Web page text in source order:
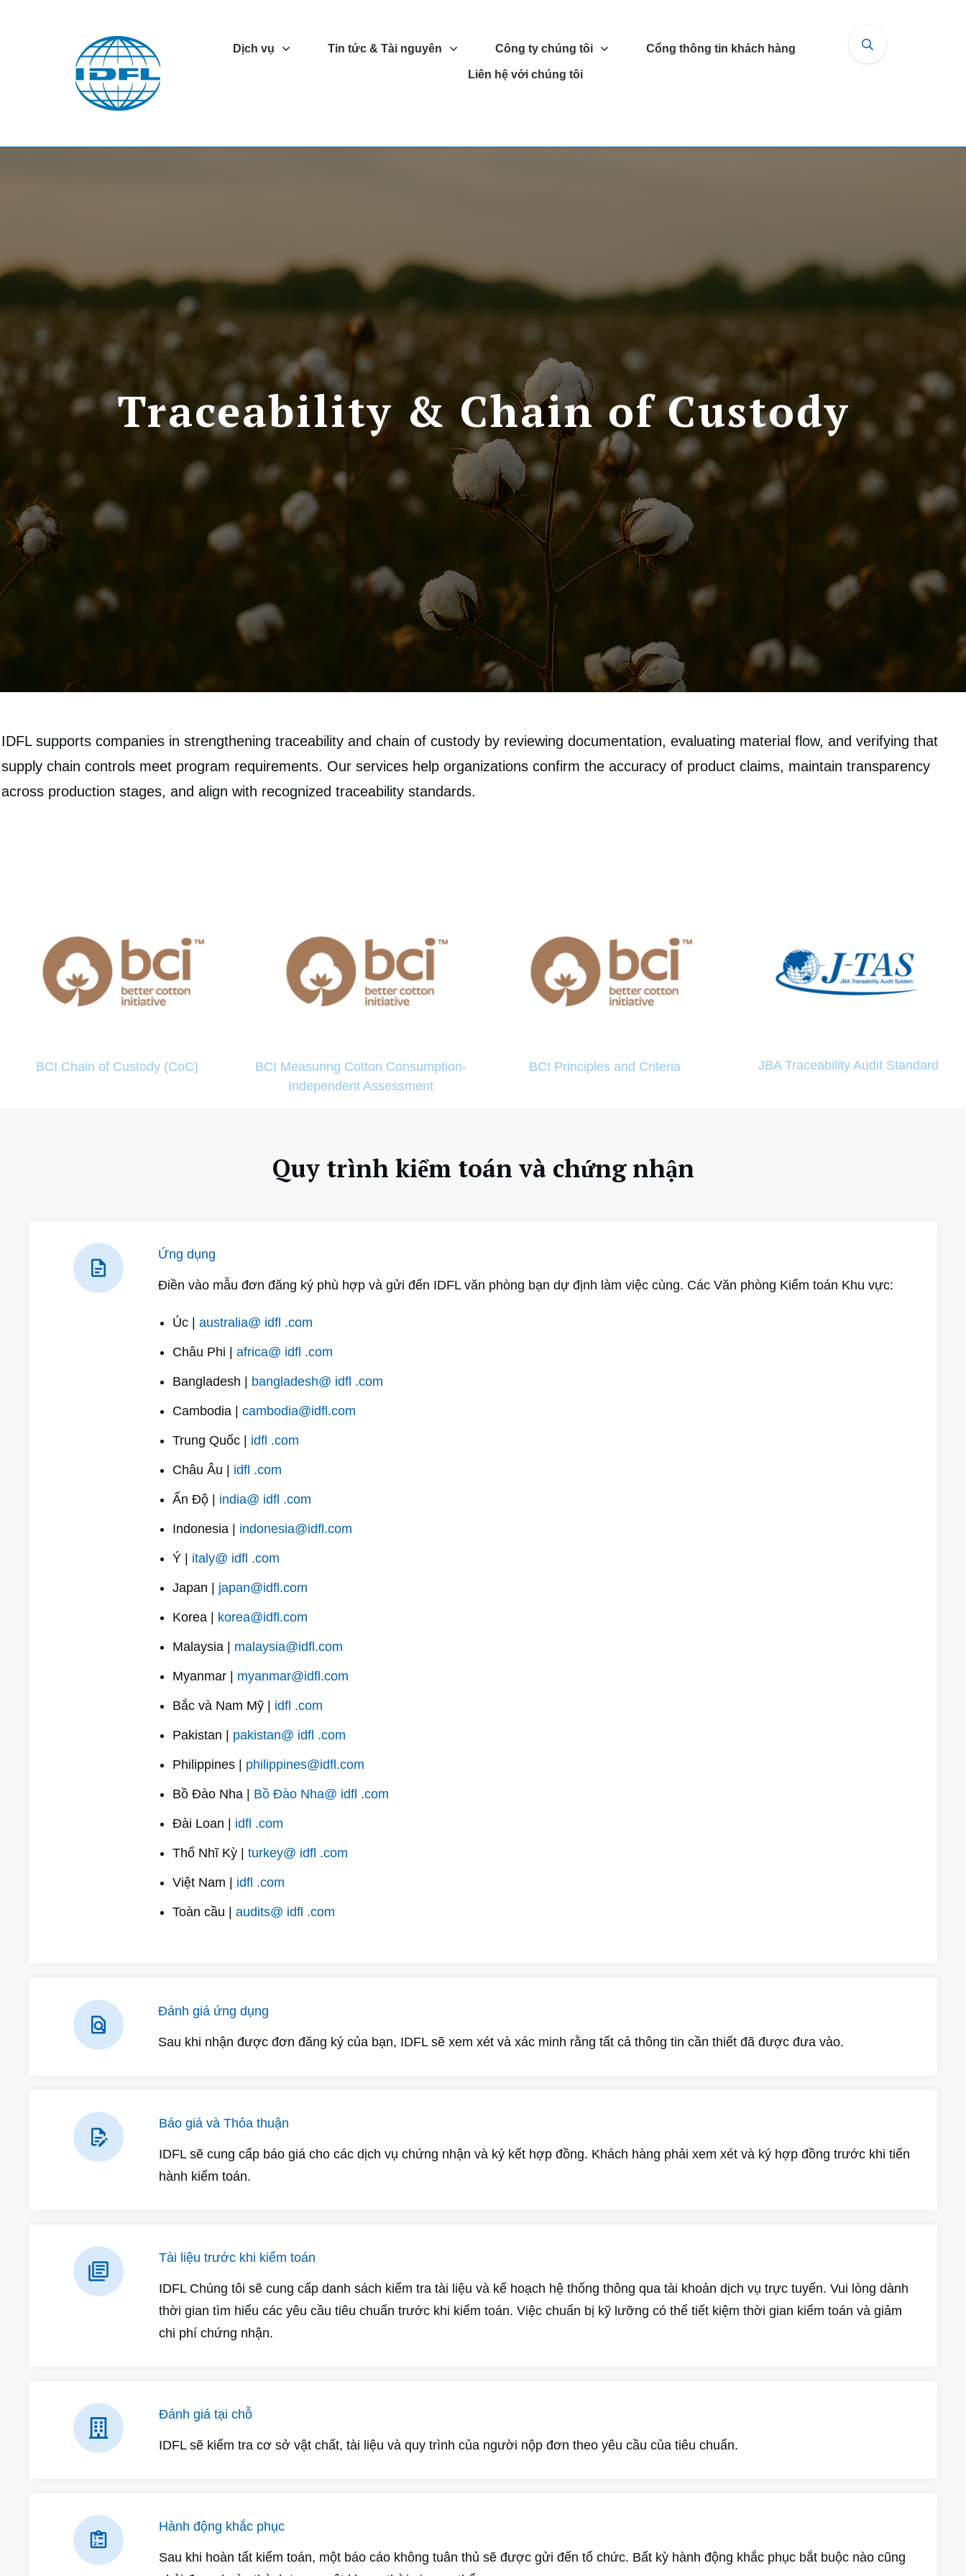
Dịch vụ Tin tức & Tài nguyên Công ty chúng tôi Cổng thông tin khách hàng
Liên hệ với chúng tôi
Traceability & Chain of Custody
IDFL supports companies in strengthening traceability and chain of custody by reviewing documentation, evaluating material flow, and verifying that
supply chain controls meet program requirements. Our services help organizations confirm the accuracy of product claims, maintain transparency
across production stages, and align with recognized traceability standards.
BCI Chain of Custody (CoC)
BCI Measuring Cotton Consumption-
Independent Assessment
BCI Principles and Criteria JBA Traceability Audit Standard
Quy trình kiểm toán và chứng nhận
Ứng dụng
Điền vào mẫu đơn đăng ký phù hợp và gửi đến IDFL văn phòng bạn dự định làm việc cùng. Các Văn phòng Kiểm toán Khu vực:
Úc | australia@ idfl .com
Châu Phi | africa@ idfl .com
Bangladesh | bangladesh@ idfl .com
Cambodia | cambodia@idfl.com
Trung Quốc | idfl .com
Châu Âu | idfl .com
Ấn Độ | india@ idfl .com
Indonesia | indonesia@idfl.com
Ý | italy@ idfl .com
Japan | japan@idfl.com
Korea | korea@idfl.com
Malaysia | malaysia@idfl.com
Myanmar | myanmar@idfl.com
Bắc và Nam Mỹ | idfl .com
Pakistan | pakistan@ idfl .com
Philippines | philippines@idfl.com
Bồ Đào Nha | Bồ Đào Nha@ idfl .com
Đài Loan | idfl .com
Thổ Nhĩ Kỳ | turkey@ idfl .com
Việt Nam | idfl .com
Toàn cầu | audits@ idfl .com
Đánh giá ứng dụng
Sau khi nhận được đơn đăng ký của bạn, IDFL sẽ xem xét và xác minh rằng tất cả thông tin cần thiết đã được đưa vào.
Báo giá và Thỏa thuận
IDFL sẽ cung cấp báo giá cho các dịch vụ chứng nhận và ký kết hợp đồng. Khách hàng phải xem xét và ký hợp đồng trước khi tiến
hành kiểm toán.
Tài liệu trước khi kiểm toán
IDFL Chúng tôi sẽ cung cấp danh sách kiểm tra tài liệu và kế hoạch hệ thống thông qua tài khoản dịch vụ trực tuyến. Vui lòng dành
thời gian tìm hiểu các yêu cầu tiêu chuẩn trước khi kiểm toán. Việc chuẩn bị kỹ lưỡng có thể tiết kiệm thời gian kiểm toán và giảm
chi phí chứng nhận.
Đánh giá tại chỗ
IDFL sẽ kiểm tra cơ sở vật chất, tài liệu và quy trình của người nộp đơn theo yêu cầu của tiêu chuẩn.
Hành động khắc phục
Sau khi hoàn tất kiểm toán, một báo cáo không tuân thủ sẽ được gửi đến tổ chức. Bất kỳ hành động khắc phục bắt buộc nào cũng